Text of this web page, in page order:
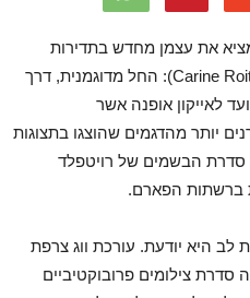
את עצמן מחדש בתדירות
ובהצלחה של קארין רויטפלד (Carine Roitfeld): החל מדוגמנית, דרך
לאייקון אופנה אשר
יותר מהדגמים שהוצגו בתצוגות
סדרת הבשמים של רויטפלד
ברשתות הפארם.
היא יודעת. עורכת ווג צרפת
צילומים פרובוקטיביים